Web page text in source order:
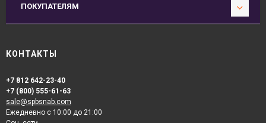
ПОКУПАТЕЛЯМ
КОНТАКТЫ
+7 812 642-23-40
+7 (800) 555-61-63
sale@spbsnab.com
Ежедневно с 10:00 до 21:00